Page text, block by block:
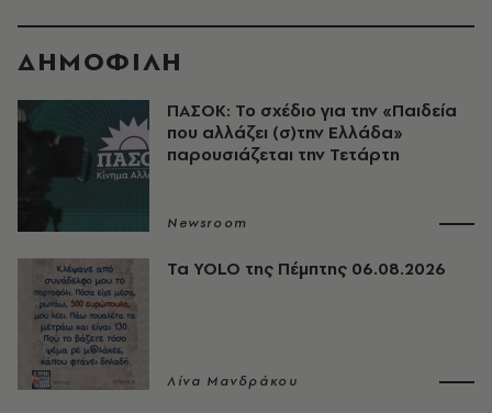
ΔΗΜΟΦΙΛΗ
ΠΑΣΟΚ: Το σχέδιο για την «Παιδεία
που αλλάζει (σ)την Ελλάδα»
παρουσιάζεται την Τετάρτη
Newsroom
Τα YOLO της Πέμπτης 06.08.2026
Λίνα Μανδράκου